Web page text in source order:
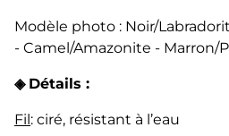
Modèle photo : Noir/
- Camel/Amazonite - Marron/
◈ Détails :
Fil: ciré, résistant à l’eau